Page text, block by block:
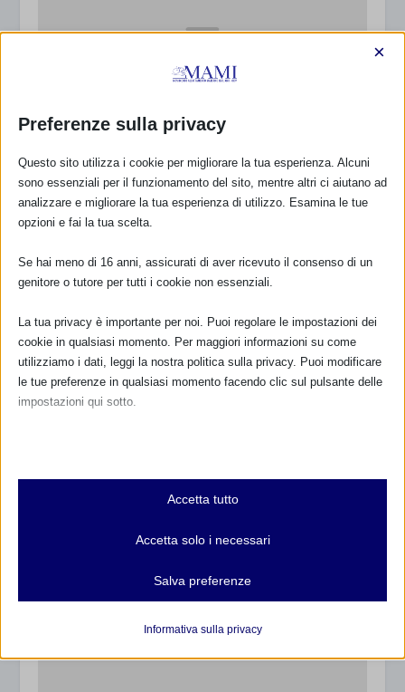
SAM 2020 a Montebelluna (Treviso)
4 Ottobre 2020
Preferenze sulla privacy
×
Questo sito utilizza i cookie per migliorare la tua esperienza. Alcuni
sono essenziali per il funzionamento del sito, mentre altri ci aiutano ad
analizzare e migliorare la tua esperienza di utilizzo. Esamina le tue
opzioni e fai la tua scelta.
Se hai meno di 16 anni, assicurati di aver ricevuto il consenso di un
genitore o tutore per tutti i cookie non essenziali.
La tua privacy è importante per noi. Puoi regolare le impostazioni dei
cookie in qualsiasi momento. Per maggiori informazioni su come
utilizziamo i dati, leggi la nostra politica sulla privacy. Puoi modificare
le tue preferenze in qualsiasi momento facendo clic sul pulsante delle
impostazioni qui sotto.
Essenziali
I cookie e i servizi essenziali abilitano le funzioni di base e sono
e servizi non richiedono il consenso dell'utente secondo il GDPR.
Analitici
interagiscono con il nostro sito web.
Accetta tutto
Accetta solo i necessari
Salva preferenze
Informativa sulla privacy